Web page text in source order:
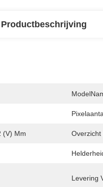
Productbeschrijving
(V) Mm Overzicht
Levering